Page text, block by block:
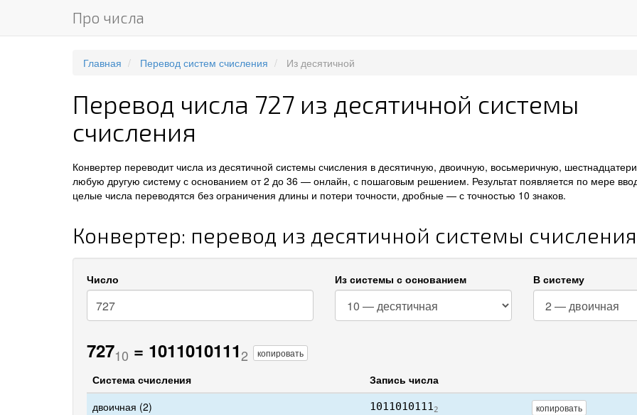
Про числа
Главная Перевод систем счисления Из десятичной
Перевод числа 727 из десятичной системы
счисления
Конвертер переводит числа из десятичной системы счисления в десятичную, двоичную, восьмеричную,
любую другую систему с основанием от 2 до 36 — онлайн, с пошаговым решением. Результат появляется по мере
целые числа переводятся без ограничения длины и потери точности, дробные — с точностью 10 знаков.
Конвертер: перевод из десятичной системы счисления
Число Из системы с основанием В систему
72710 = 10110101112 копировать
Система счисления
Запись числа
двоичная (2)
10110101112 копировать